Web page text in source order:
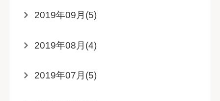
2019年09月(5)
2019年08月(4)
2019年07月(5)